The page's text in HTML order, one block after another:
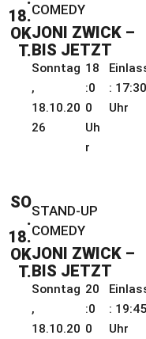
18.
OK
T.
COMEDY
JONI ZWICK –
BIS JETZT
Sonntag
,
18.10.20
26
18
:0
0
Uh
r
: 17:30
Uhr
SO
.
18.
OK
T.
STAND-UP
COMEDY
JONI ZWICK –
BIS JETZT
Sonntag
,
18.10.20
20
:0
0
: 19:45
Uhr